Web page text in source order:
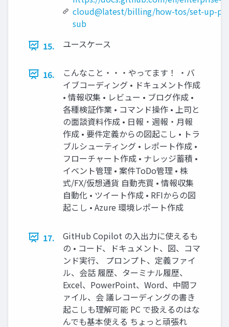
cloud@latest/billing/how-tos/set-up-
sub
15.
ユースケース
16.
こんなこと・・・やってます！ ・バ
イブコーディング • ドキュメント作成
• 情報収集 • レビュー • ブログ作成 •
各種検証作業 • コマンド操作 • 上司と
の面談資料作成 • 日報・週報・月報
作成 • 要件定義からの図起こし • トラ
ブルシューティング • レポート作成 •
フローチャート作成 • ナレッジ蓄積 •
イベント管理 • 案件ToDo管理 • 株
式/FX/仮想通貨 自動売買 • 情報収集
自動化 • ツイート作成 • RFIからの図
起こし • Azure 環境レポート作成
17.
GitHub Copilot の入出力に使えるも
の • コード、ドキュメント、図、コマ
ンド実行、 プロンプト、定義ファイ
ル、会話 履歴、ターミナル履歴、
Excel、PowerPoint、Word、中間フ
ァイル、会 議レコーディングの書き
起こしも理解可能 PC で扱えるのはな
んでも基本使える ちょっと頑張れ